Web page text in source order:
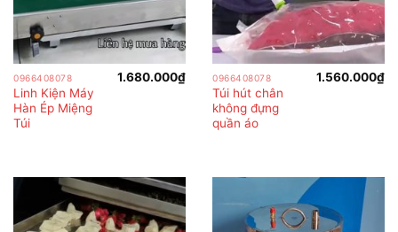
0966408078
Linh Kiện Máy
Hàn Ép Miệng
Túi
1.680.000₫ 0966408078
Túi hút chân
không đựng
quần áo
1.560.000₫